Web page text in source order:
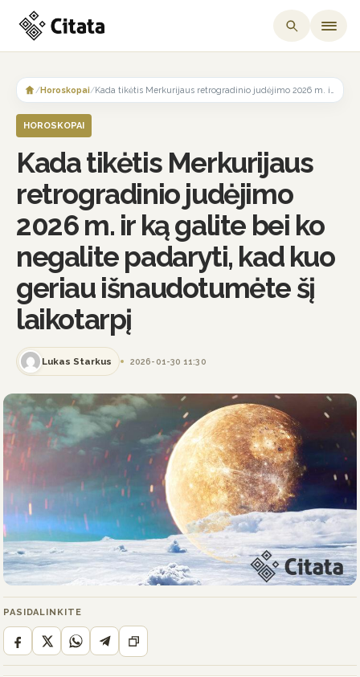
content
/Horoskopai/
HOROSKOPAI
Kada tikėtis Merkurijaus
retrogradinio judėjimo
2026 m. ir ką galite bei ko
negalite padaryti, kad kuo
geriau išnaudotumėte šį
laikotarpį
Lukas Starkus 2026-01-30 11:30
PASIDALINKITE